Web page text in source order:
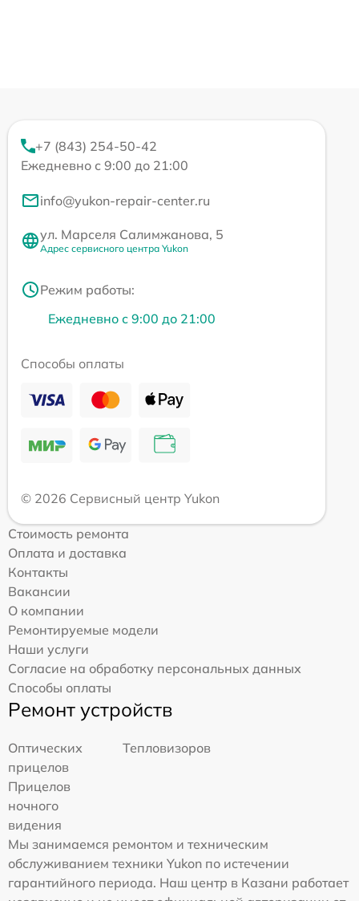
+7 (843) 254-50-42
Ежедневно с 9:00 до 21:00
info@yukon-repair-center.ru
ул. Марселя Салимжанова, 5
Адрес сервисного центра Yukon
Режим работы:
Ежедневно с 9:00 до 21:00
Способы оплаты
© 2026 Сервисный центр Yukon
Стоимость ремонта
Оплата и доставка
Контакты
Вакансии
О компании
Ремонтируемые модели
Наши услуги
Согласие на обработку персональных данных
Способы оплаты
Ремонт устройств
Оптических
прицелов
Тепловизоров
Прицелов
ночного
видения
Мы занимаемся ремонтом и техническим
обслуживанием техники Yukon по истечении
гарантийного периода. Наш центр в Казани работает